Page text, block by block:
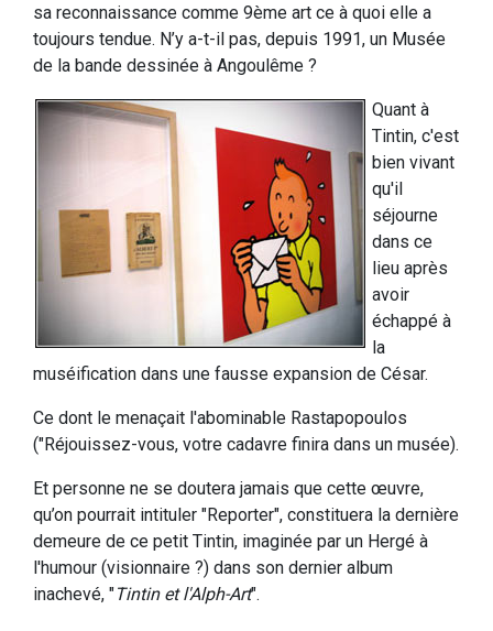
sa reconnaissance comme 9ème art ce à quoi elle a
toujours tendue. N’y a-t-il pas, depuis 1991, un Musée
de la bande dessinée à Angoulême ?
Quant à
Tintin, c'est
bien vivant
qu'il
séjourne
dans ce
lieu après
avoir
échappé à
la
muséification dans une fausse expansion de César.
Ce dont le menaçait l'abominable Rastapopoulos
("Réjouissez-vous, votre cadavre finira dans un musée).
Et personne ne se doutera jamais que cette œuvre,
qu’on pourrait intituler "Reporter", constituera la dernière
demeure de ce petit Tintin, imaginée par un Hergé à
l'humour (visionnaire ?) dans son dernier album
inachevé, "Tintin et l'Alph-Art".